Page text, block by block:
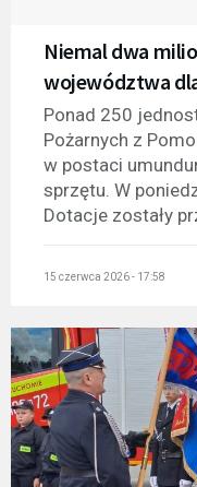
Niemal dwa
województwa
Ponad 250
Pożarnych z
w postaci
sprzętu. W
Dotacje zostały
15 czerwca 2026 - 17:58